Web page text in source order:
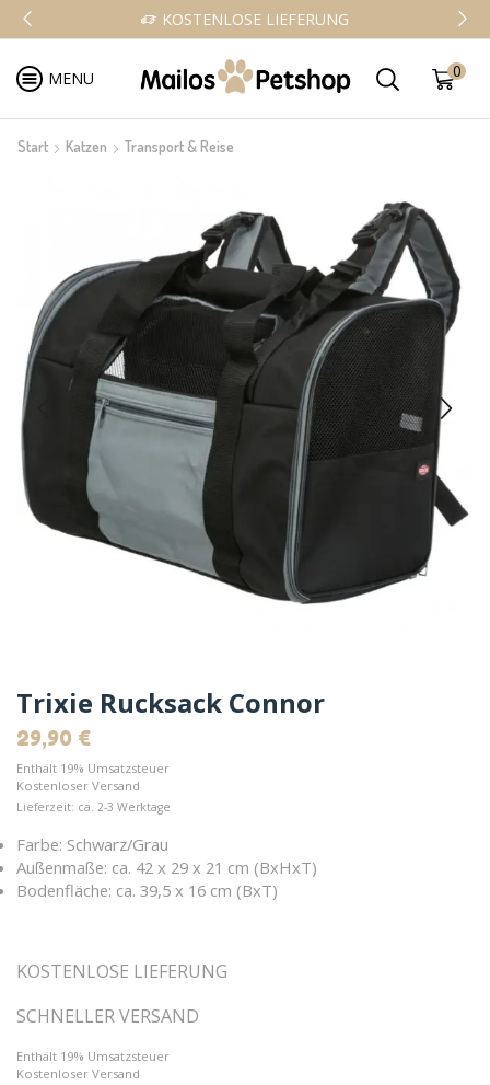
KOSTENLOSE LIEFERUNG
MENU 0
Start Katzen Transport & Reise
Trixie Rucksack Connor
29,90 €
Enthält 19% Umsatzsteuer
Kostenloser Versand
Lieferzeit: ca. 2-3 Werktage
Farbe: Schwarz/Grau
Außenmaße: ca. 42 x 29 x 21 cm (BxHxT)
Bodenfläche: ca. 39,5 x 16 cm (BxT)
KOSTENLOSE LIEFERUNG
SCHNELLER VERSAND
Enthält 19% Umsatzsteuer
Kostenloser Versand